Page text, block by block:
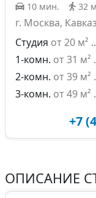
10 мин. 32
г. Москва,
Студия от 20 м²
1-комн. от 31 м²
2-комн. от 39 м²
3-комн. от 49 м²
+7
ОПИСАНИЕ